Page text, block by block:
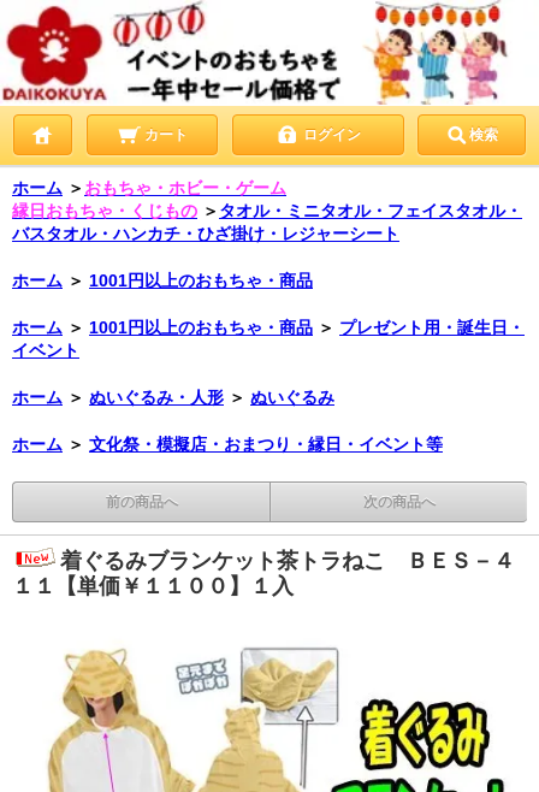
カート ログイン 検索
ホーム ＞ おもちゃ・ホビー・ゲーム
縁日おもちゃ・くじもの ＞ タオル・ミニタオル・フェイスタオル・
バスタオル・ハンカチ・ひざ掛け・レジャーシート
ホーム ＞ 1001円以上のおもちゃ・商品
ホーム ＞ 1001円以上のおもちゃ・商品 ＞ プレゼント用・誕生日・
イベント
ホーム ＞ ぬいぐるみ・人形 ＞ ぬいぐるみ
ホーム ＞ 文化祭・模擬店・おまつり・縁日・イベント等
前の商品へ 次の商品へ
着ぐるみブランケット茶トラねこ ＢＥＳ－４
１１【単価￥１１００】１入